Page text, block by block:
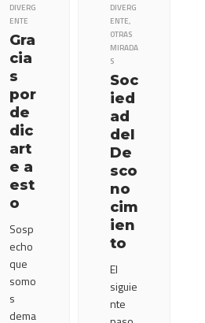
DIVERG
ENTE
Gra
cia
s
por
de
dic
art
e a
est
o
Sosp
echo
que
somo
s
dema
DIVERG
ENTE,
OTRAS
MIRADA
S
Soc
ied
ad
del
De
sco
no
cim
ien
to
El
siguie
nte